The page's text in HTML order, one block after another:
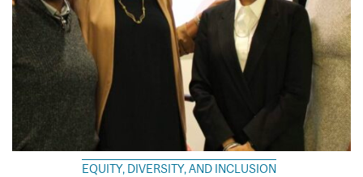
EQUITY, DIVERSITY, AND INCLUSION